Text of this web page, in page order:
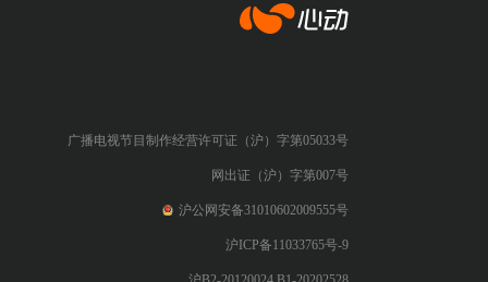
广播电视节目制作经营许可证（沪）字第05033号
网出证（沪）字第007号
沪公网安备31010602009555号
沪ICP备11033765号-9
心动网络